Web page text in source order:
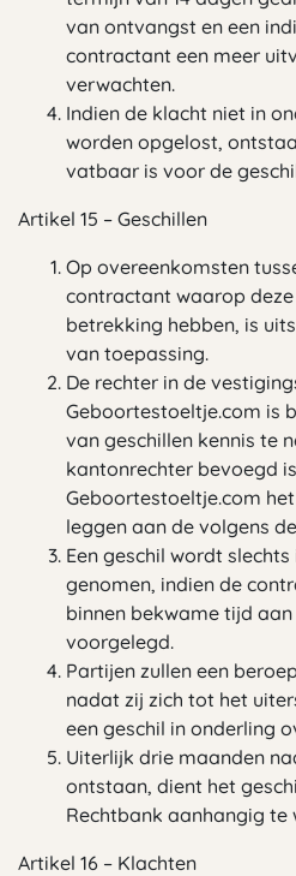
van ontvangst en een
contractant een meer
verwachten.
Indien de klacht niet in
worden opgelost,
vatbaar is voor de
Artikel 15 – Geschillen
Op overeenkomsten
contractant waarop
betrekking hebben, is
van toepassing.
De rechter in de
Geboortestoeltje.com is
van geschillen kennis te
kantonrechter bevoegd
Geboortestoeltje.com
leggen aan de volgens
Een geschil wordt
genomen, indien de
binnen bekwame tijd
voorgelegd.
Partijen zullen een
nadat zij zich tot het
een geschil in onderling
Uiterlijk drie maanden
ontstaan, dient het
Rechtbank aanhangig
Artikel 16 – Klachten